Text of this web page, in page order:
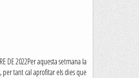
DE 2022Per aquesta setmana la
tant cal aprofitar els dies que